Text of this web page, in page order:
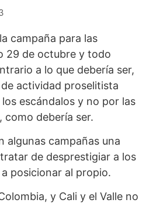
campaña para las
29 de octubre y todo
a lo que debería ser,
actividad proselitista
escándalos y no por las
como debería ser.
algunas campañas una
de desprestigiar a los
posicionar al propio.
y Cali y el Valle no